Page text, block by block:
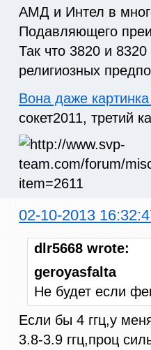
АМД и Интел в
Подавляющего
Так что 3820 и
религиозных
Вона даже
сокет2011, третий
02-10-2013
dlr5668 wrote:
geroyasfalta
Не будет если
Если бы 4 ггц,у
3.8-3.9 ггц,проц